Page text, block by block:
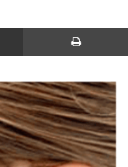
E-Posta ile paylaş